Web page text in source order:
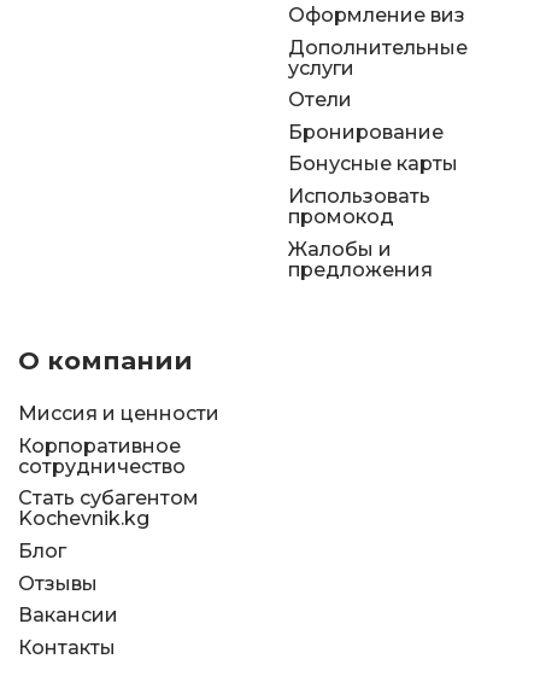
Оформление виз
Дополнительные
услуги
Отели
Бронирование
Бонусные карты
Использовать
промокод
Жалобы и
предложения
О компании
Миссия и ценности
Корпоративное
сотрудничество
Стать субагентом
Kochevnik.kg
Блог
Отзывы
Вакансии
Контакты